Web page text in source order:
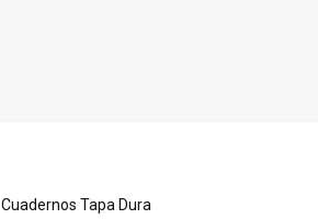
Cuadernos Tapa Dura